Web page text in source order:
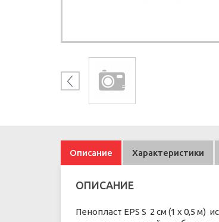
Описание Характеристики
ОПИСАНИЕ
Пенопласт EPS S 2 см (1 х 0,5 м)